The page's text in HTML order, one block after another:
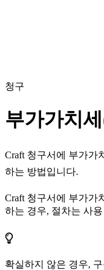
청구
부가가치
Craft 청구서에 부가가
하는 방법입니다.
Craft 청구서에 부가가
하는 경우, 절차는 사
확실하지 않은 경우,